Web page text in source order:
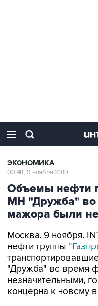
ЭКОНОМИКА
00:48, 9 ноября 2019
Объемы нефти
МН "Дружба"
мажора были
Москва. 9 ноября.
нефти группы
"Дружба" во время
незначительными,
концерна к новому